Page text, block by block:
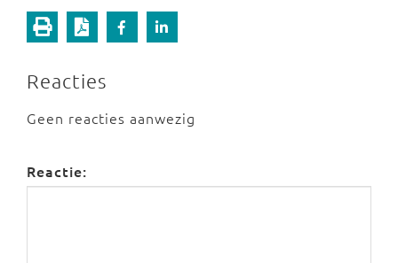
Reacties
Geen reacties aanwezig
Reactie: